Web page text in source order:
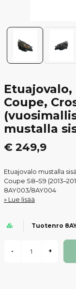
Etuajovalo,
Coupe,
mustalla
€ 249,9
Etuajovalo mustalla
Coupe S8–S9
8AY003/8AY004
Lue lisää
Tuotenro
- +